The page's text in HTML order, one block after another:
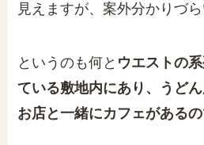
見えますが、案外分かりづら
というのも何と ウエストの
ている敷地内にあり、うど
お店と一緒にカフェがあるの